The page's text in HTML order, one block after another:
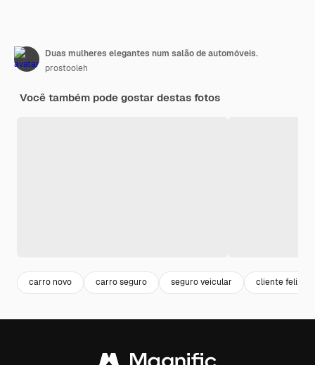
Duas mulheres elegantes num salão de automóveis.
prostooleh
Você também pode gostar destas fotos
carro novo carro seguro seguro veicular cliente feliz